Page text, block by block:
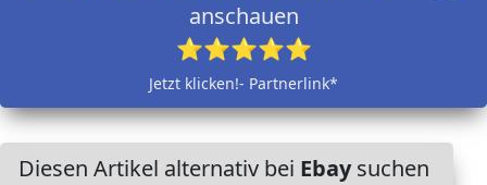
anschauen
⭐⭐⭐⭐⭐
Jetzt klicken!- Partnerlink*
Diesen Artikel alternativ bei Ebaysuchen